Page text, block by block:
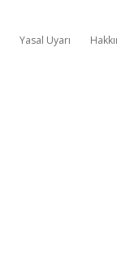
Yasal Uyarı